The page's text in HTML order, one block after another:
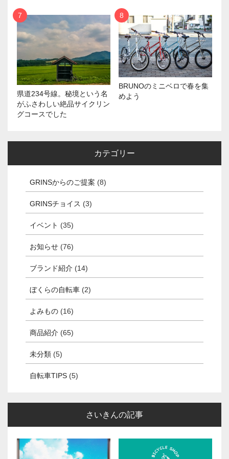
県道234号線。秘境という名
がふさわしい絶品サイクリン
グコースでした
BRUNOのミニベロで春を集
めよう
カテゴリー
GRINSからのご提案 (8)
GRINSチョイス (3)
イベント (35)
お知らせ (76)
ブランド紹介 (14)
ぼくらの自転車 (2)
よみもの (16)
商品紹介 (65)
未分類 (5)
自転車TIPS (5)
さいきんの記事